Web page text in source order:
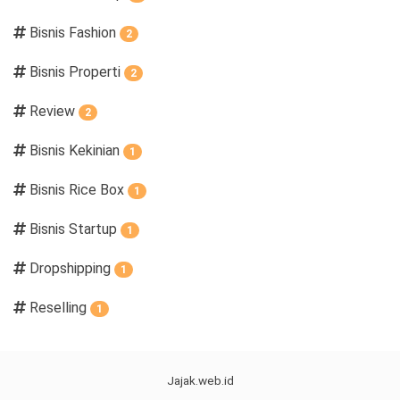
Bisnis Fashion 2
Bisnis Properti 2
Review 2
Bisnis Kekinian 1
Bisnis Rice Box 1
Bisnis Startup 1
Dropshipping 1
Reselling 1
Jajak.web.id